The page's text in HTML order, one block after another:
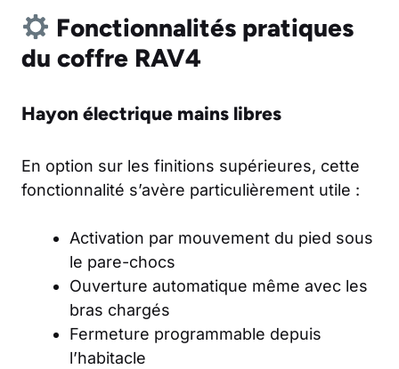
Fonctionnalités pratiques
du coffre RAV4
Hayon électrique mains libres
En option sur les finitions supérieures, cette
fonctionnalité s’avère particulièrement utile :
Activation par mouvement du pied sous
le pare-chocs
Ouverture automatique même avec les
bras chargés
Fermeture programmable depuis
l’habitacle